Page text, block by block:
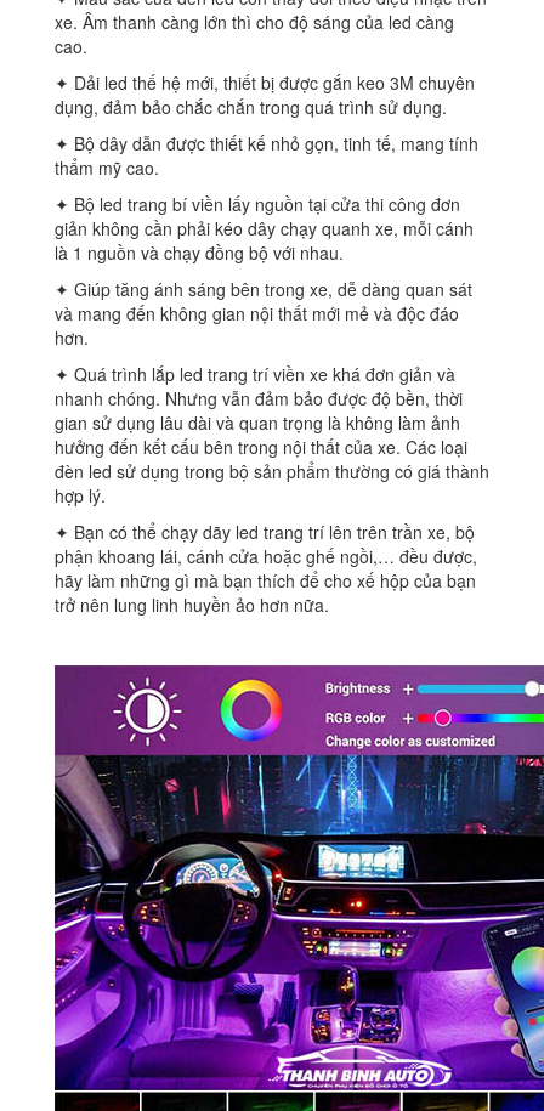
xe. Âm thanh càng lớn thì cho độ sáng của led càng
cao.
✦ Dải led thế hệ mới, thiết bị được gắn keo 3M chuyên
dụng, đảm bảo chắc chắn trong quá trình sử dụng.
✦ Bộ dây dẫn được thiết kế nhỏ gọn, tinh tế, mang tính
thẩm mỹ cao.
✦ Bộ led trang bí viền lấy nguồn tại cửa thi công đơn
giản không cần phải kéo dây chạy quanh xe, mỗi cánh
là 1 nguồn và chạy đồng bộ với nhau.
✦ Giúp tăng ánh sáng bên trong xe, dễ dàng quan sát
và mang đến không gian nội thất mới mẻ và độc đáo
hơn.
✦ Quá trình lắp led trang trí viền xe khá đơn giản và
nhanh chóng. Nhưng vẫn đảm bảo được độ bền, thời
gian sử dụng lâu dài và quan trọng là không làm ảnh
hưởng đến kết cấu bên trong nội thất của xe. Các loại
đèn led sử dụng trong bộ sản phẩm thường có giá thành
hợp lý.
✦ Bạn có thể chạy dãy led trang trí lên trên trần xe, bộ
phận khoang lái, cánh cửa hoặc ghế ngồi,… đều được,
hãy làm những gì mà bạn thích để cho xế hộp của bạn
trở nên lung linh huyền ảo hơn nữa.